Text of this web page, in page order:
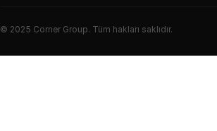
© 2025 Corner Group. Tüm hakları saklıdır.